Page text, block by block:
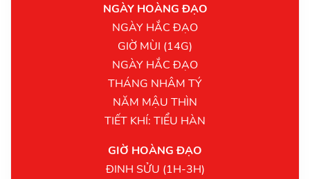
NGÀY HOÀNG ĐẠO
NGÀY HẮC ĐẠO
GIỜ MÙI (14G)
NGÀY HẮC ĐẠO
THÁNG NHÂM TÝ
NĂM MẬU THÌN
TIẾT KHÍ: TIỂU HÀN
GIỜ HOÀNG ĐẠO
ĐINH SỬU (1H-3H)